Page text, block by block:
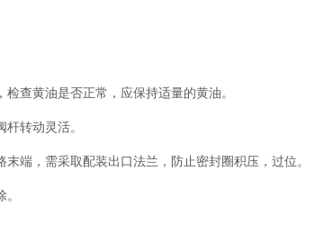
查黄油是否正常，应保持适量的黄油。
转动灵活。
，需采取配装出口法兰，防止密封圈积压，过位。